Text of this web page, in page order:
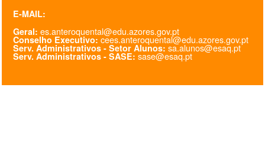
@parlamentodosjovens_esaq
@esaq.erasmus
E-MAIL:
Geral: es.anteroquental@edu.azores.gov.pt
Conselho Executivo: cees.anteroquental@edu.azores.gov.pt
Serv. Administrativos - Setor Alunos: sa.alunos@esaq.pt
Serv. Administrativos - SASE: sase@esaq.pt